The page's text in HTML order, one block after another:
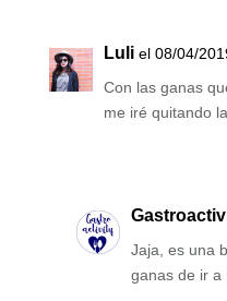
Luli el 08/04/
Con las ganas
me iré quitando
Jaja, es una
ganas de ir a